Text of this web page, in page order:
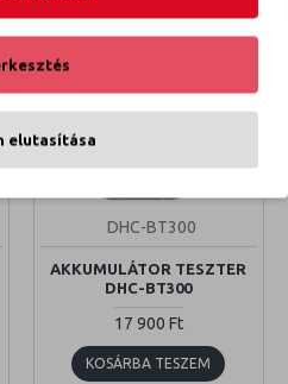
DHC-BT300
AKKUMULÁTOR TESZTER
DHC-BT300
17 900 Ft
KOSÁRBA TESZEM
elutasítása